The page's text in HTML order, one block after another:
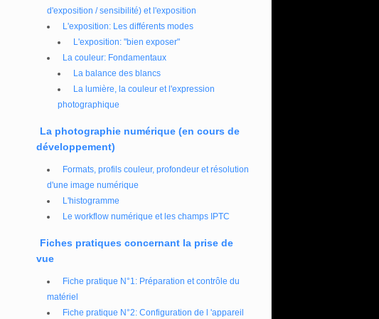
d'exposition / sensibilité) et l'exposition
L'exposition: Les différents modes
L'exposition: "bien exposer"
La couleur: Fondamentaux
La balance des blancs
La lumière, la couleur et l'expression
photographique
La photographie numérique (en cours de
développement)
Formats, profils couleur, profondeur et résolution
d'une image numérique
L'histogramme
Le workflow numérique et les champs IPTC
Fiches pratiques concernant la prise de
vue
Fiche pratique N°1: Préparation et contrôle du
matériel
Fiche pratique N°2: Configuration de l 'appareil